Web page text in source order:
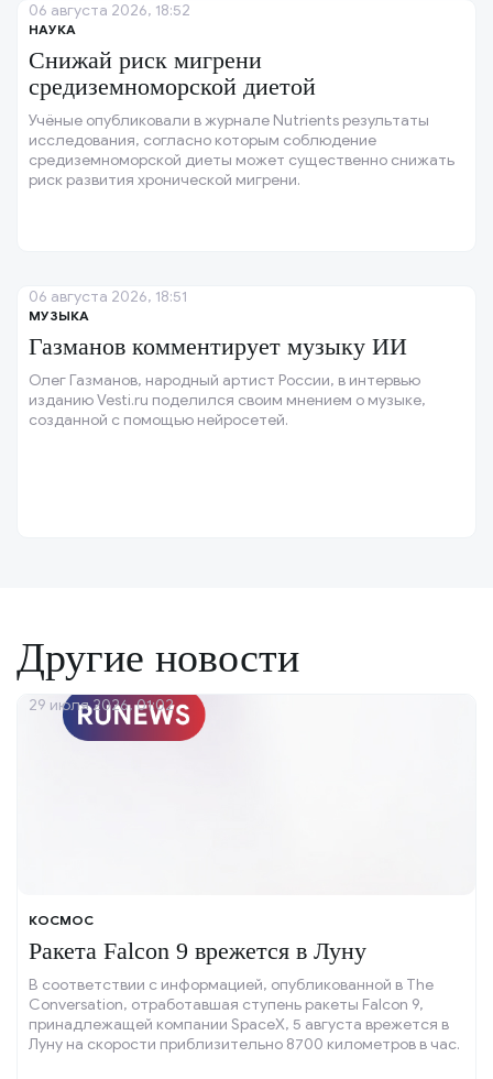
НАУКА
Снижай риск мигрени
средиземноморской диетой
Учёные опубликовали в журнале Nutrients результаты
исследования, согласно которым соблюдение
средиземноморской диеты может существенно снижать
риск развития хронической мигрени.
06 августа 2026, 18:52
МУЗЫКА
Газманов комментирует музыку ИИ
Олег Газманов, народный артист России, в интервью
изданию Vesti.ru поделился своим мнением о музыке,
созданной с помощью нейросетей.
06 августа 2026, 18:51
Другие новости
КОСМОС
Ракета Falcon 9 врежется в Луну
В соответствии с информацией, опубликованной в The
Conversation, отработавшая ступень ракеты Falcon 9,
принадлежащей компании SpaceX, 5 августа врежется в
Луну на скорости приблизительно 8700 километров в час.
29 июля 2026, 01:02